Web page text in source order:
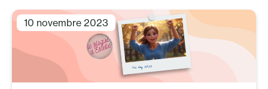
10 novembre 2023